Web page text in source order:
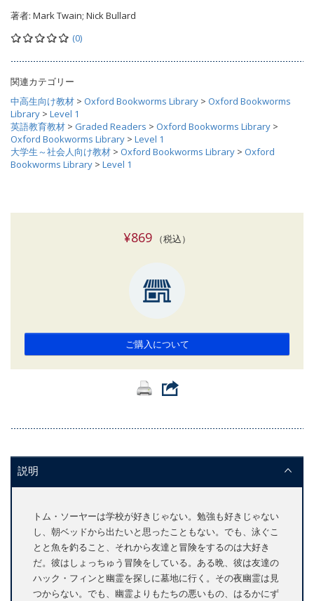
著者: Mark Twain; Nick Bullard
(0)
関連カテゴリー
中高生向け教材 > Oxford Bookworms Library > Oxford Bookworms
Library > Level 1
英語教育教材 > Graded Readers > Oxford Bookworms Library >
Oxford Bookworms Library > Level 1
大学生～社会人向け教材 > Oxford Bookworms Library > Oxford
Bookworms Library > Level 1
¥869 （税込）
ご購入について
説明
トム・ソーヤーは学校が好きじゃない。勉強も好きじゃない
し、朝ベッドから出たいと思ったこともない。でも、泳ぐこ
とと魚を釣ること、それから友達と冒険をするのは大好き
だ。彼はしょっちゅう冒険をしている。ある晩、彼は友達の
ハック・フィンと幽霊を探しに墓地に行く。その夜幽霊は見
つからない。でも、幽霊よりもたちの悪いもの、はるかにず